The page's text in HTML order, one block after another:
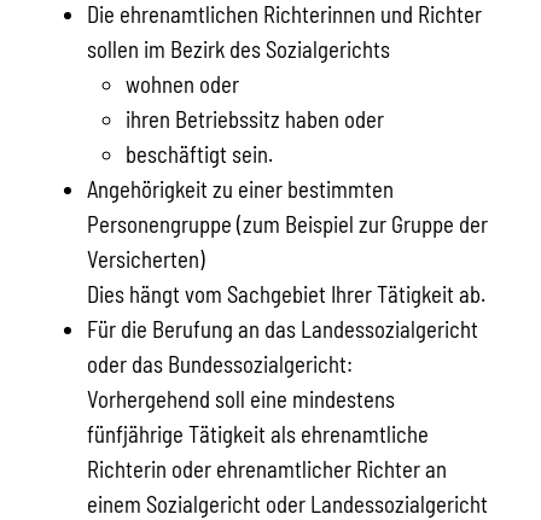
Die ehrenamtlichen Richterinnen und Richter
sollen im Bezirk des Sozialgerichts
wohnen oder
ihren Betriebssitz haben oder
beschäftigt sein.
Angehörigkeit zu einer bestimmten
Personengruppe (zum Beispiel zur Gruppe der
Versicherten)
Dies hängt vom Sachgebiet Ihrer Tätigkeit ab.
Für die Berufung an das Landessozialgericht
oder das Bundessozialgericht:
Vorhergehend soll eine mindestens
fünfjährige Tätigkeit als ehrenamtliche
Richterin oder ehrenamtlicher Richter an
einem Sozialgericht oder Landessozialgericht